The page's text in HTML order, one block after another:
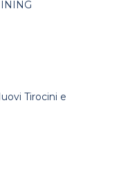
Tirocini e